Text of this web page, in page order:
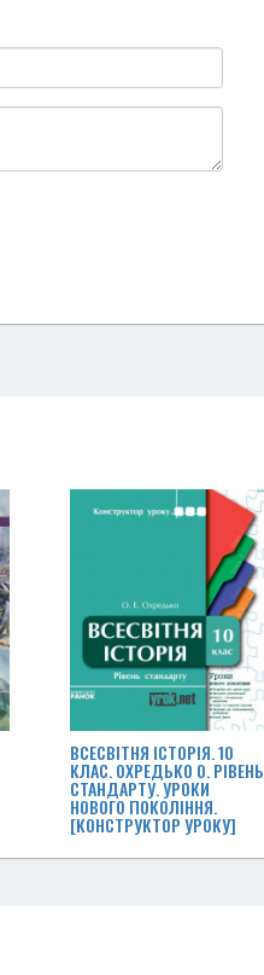
ВСЕСВІТНЯ ІСТОРІЯ. 10
КЛАС. ОХРЕДЬКО О. РІВЕНЬ
СТАНДАРТУ. УРОКИ
НОВОГО ПОКОЛІННЯ.
[КОНСТРУКТОР УРОКУ]